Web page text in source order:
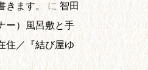
きます。 に 智田
ー）風呂敷と手
住／『結び屋ゆ